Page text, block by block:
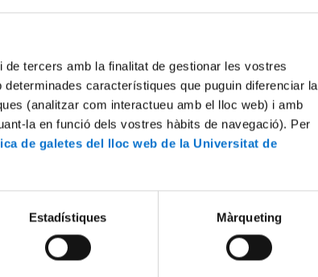
tercers amb la finalitat de gestionar les vostres
característiques que puguin diferenciar la
(analitzar com interactueu amb el lloc web) i amb
la en funció dels vostres hàbits de navegació). Per
de galetes del lloc web de la Universitat de
Estadístiques Màrqueting